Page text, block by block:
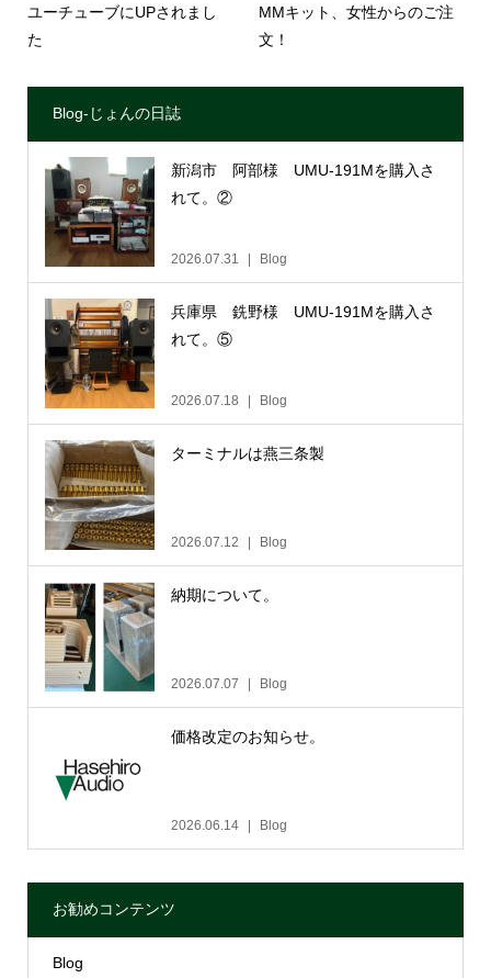
ユーチューブにUPされまし
た
MMキット、女性からのご注
文！
Blog-じょんの日誌
新潟市 阿部様 UMU-191Mを購入さ
れて。②
2026.07.31 Blog
兵庫県 銑野様 UMU-191Mを購入さ
れて。⑤
2026.07.18 Blog
ターミナルは燕三条製
2026.07.12 Blog
納期について。
2026.07.07 Blog
価格改定のお知らせ。
2026.06.14 Blog
お勧めコンテンツ
Blog